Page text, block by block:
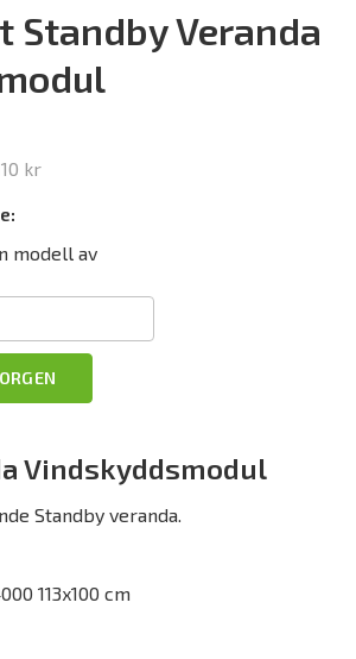
Standby Veranda
kr
modell av
Vindskyddsmodul
Standby veranda.
113x100 cm